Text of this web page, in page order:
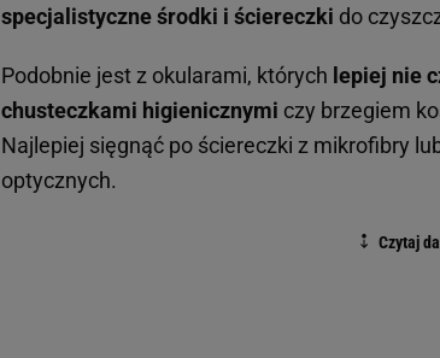
specjalistyczne środki i ściereczki do
Podobnie jest z okularami, których lepiej nie
chusteczkami higienicznymi czy brzegiem
Najlepiej sięgnąć po ściereczki z mikrofibry
optycznych.